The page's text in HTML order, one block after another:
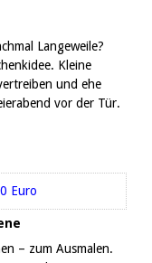
Langeweile?
Kleine
und ehe
vor der Tür.
– zum Ausmalen.